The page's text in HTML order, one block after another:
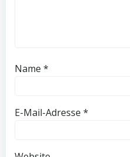
Name *
E-Mail-Adresse *